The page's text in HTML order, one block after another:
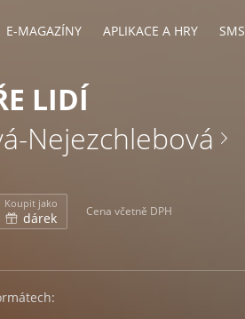
E-MAGAZÍNY APLIKACE A HRY
LIDÍ
Nejezchlebová
Koupit jako
dárek Cena včetně DPH